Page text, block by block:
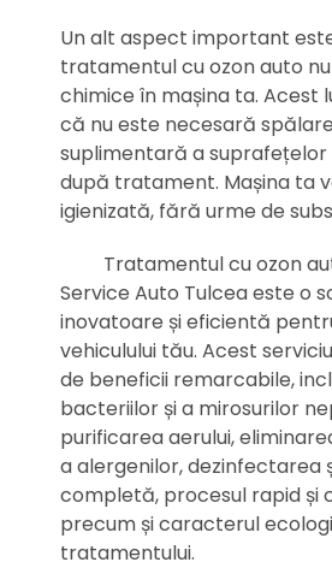
Un alt aspect important
tratamentul cu ozon auto
chimice în mașina ta. Acest
că nu este necesară
suplimentară a suprafețelor
după tratament. Mașina ta
igienizată, fără urme de
Tratamentul cu ozon
Service Auto Tulcea este o
inovatoare și eficientă
vehiculului tău. Acest
de beneficii remarcabile,
bacteriilor și a mirosurilor
purificarea aerului,
a alergenilor, dezinfectarea
completă, procesul rapid și
precum și caracterul
tratamentului.